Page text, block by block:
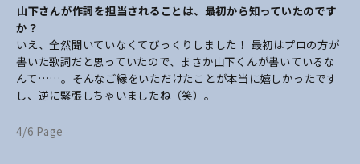
――山下さんが作詞を担当されることは、最初から知っていたのです
か？
いえ、全然聞いていなくてびっくりしました！ 最初はプロの方が
書いた歌詞だと思っていたので、まさか山下くんが書いているな
んて……。そんなご縁をいただけたことが本当に嬉しかったです
し、逆に緊張しちゃいましたね（笑）。
4/6 Page